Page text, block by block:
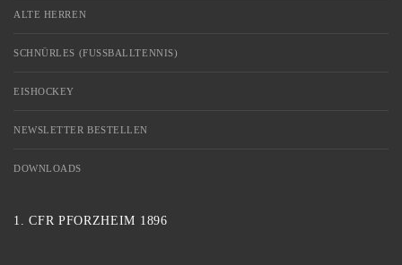
ALTE HERREN
SCHNÜRLES (FUSSBALLTENNIS)
EISHOCKEY
NEWSLETTER BESTELLEN
DOWNLOADS
1. CFR PFORZHEIM 1896